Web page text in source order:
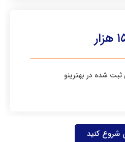
شده در بهترینو
شروع کنید